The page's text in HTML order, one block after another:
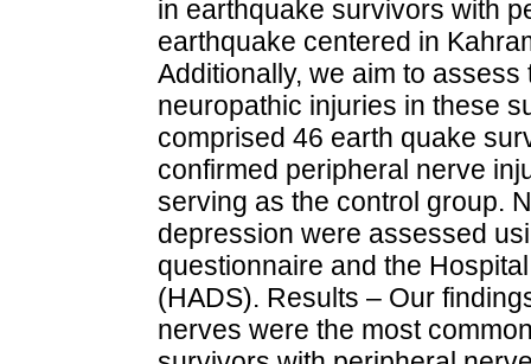
in earthquake survivors with
earthquake centered in
Additionally, we aim to
neuropathic injuries in these
comprised 46 earth quake
confirmed peripheral nerve
serving as the control group.
depression were assessed
questionnaire and the
(HADS). Results – Our
nerves were the most